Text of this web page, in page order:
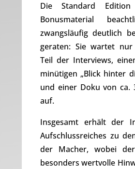
Die Standard
Bonusmaterial
zwangsläufig deutlich
geraten: Sie wartet
Teil der Interviews,
minütigen „Blick hinter
und einer Doku von ca.
auf.
Insgesamt erhält der
Aufschlussreiches zu
der Macher, wobei
besonders wertvolle